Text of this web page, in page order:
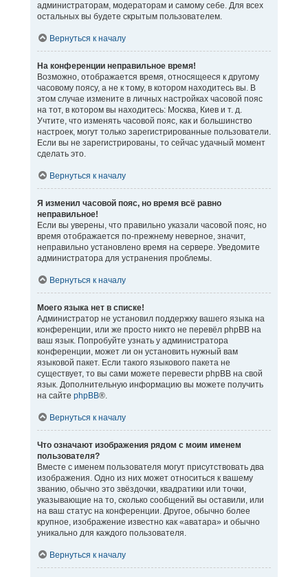
администраторам, модераторам и самому себе. Для всех
остальных вы будете скрытым пользователем.
Вернуться к началу
На конференции неправильное время!
Возможно, отображается время, относящееся к другому
часовому поясу, а не к тому, в котором находитесь вы. В
этом случае измените в личных настройках часовой пояс
на тот, в котором вы находитесь: Москва, Киев и т. д.
Учтите, что изменять часовой пояс, как и большинство
настроек, могут только зарегистрированные пользователи.
Если вы не зарегистрированы, то сейчас удачный момент
сделать это.
Вернуться к началу
Я изменил часовой пояс, но время всё равно
неправильное!
Если вы уверены, что правильно указали часовой пояс, но
время отображается по-прежнему неверное, значит,
неправильно установлено время на сервере. Уведомите
администратора для устранения проблемы.
Вернуться к началу
Моего языка нет в списке!
Администратор не установил поддержку вашего языка на
конференции, или же просто никто не перевёл phpBB на
ваш язык. Попробуйте узнать у администратора
конференции, может ли он установить нужный вам
языковой пакет. Если такого языкового пакета не
существует, то вы сами можете перевести phpBB на свой
язык. Дополнительную информацию вы можете получить
на сайте phpBB®.
Вернуться к началу
Что означают изображения рядом с моим именем
пользователя?
Вместе с именем пользователя могут присутствовать два
изображения. Одно из них может относиться к вашему
званию, обычно это звёздочки, квадратики или точки,
указывающие на то, сколько сообщений вы оставили, или
на ваш статус на конференции. Другое, обычно более
крупное, изображение известно как «аватара» и обычно
уникально для каждого пользователя.
Вернуться к началу